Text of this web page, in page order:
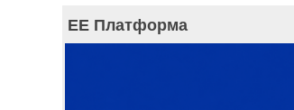
ЕЕ Платформа